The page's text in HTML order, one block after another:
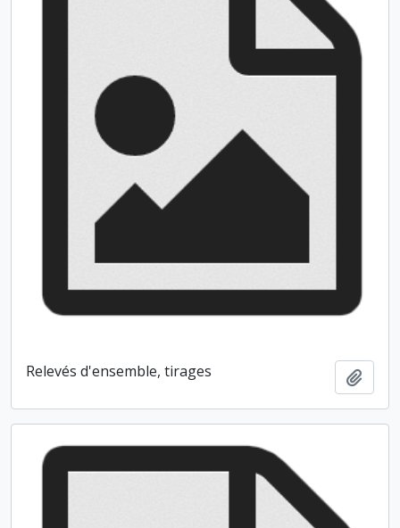
Relevés d'ensemble, tirages